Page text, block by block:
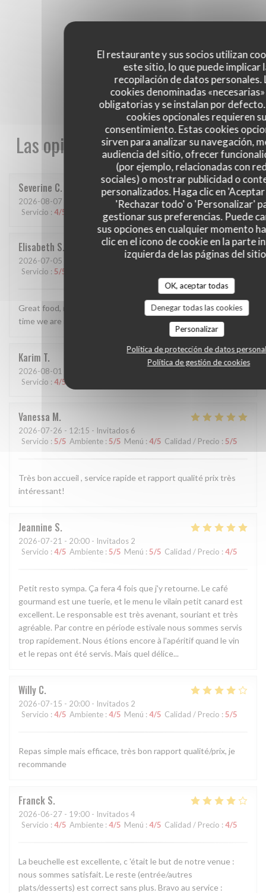
El restaurante y sus socios utilizan
este sitio, lo que puede implicar
recopilación de datos personales.
cookies denominadas
obligatorias y se instalan por
cookies opcionales requieren
consentimiento. Estas cookies
sirven para analizar su navegación,
audiencia del sitio, ofrecer
(por ejemplo, relacionadas con
sociales) o mostrar publicidad o
personalizados. Haga clic en
'Rechazar todo' o 'Personalizar'
gestionar sus preferencias. Puede
sus opciones en cualquier momento
clic en el icono de cookie en la parte
izquierda de las páginas del
OK, aceptar todas
Denegar todas las cookies
Personalizar
Política de protección de datos
Política de gestión de cookies
Las opiniones de nuestros clientes
Severine C
2026-08-07 - 12:15 - Invitados 6
Servicio : 4/5 /5 Menú Calidad / Precio 3/5
Elisabeth S
2026-07-05 - 19:00 - Invitados 2
Servicio : 5/5
Great food, really lovely staff. Perfect for us - we visit every
time we are in Tours now.
Karim T
2026-08-01
Servicio : 4/5
Vanessa M
2026-07-26 - 12:15 - Invitados 6
Servicio : 5/5 Ambiente : 5/5 Menú : 4/5 Calidad / Precio : 5/5
Très bon accueil , service rapide et rapport qualité prix très
intéressant!
Jeannine S
2026-07-21 - 20:00 - Invitados 2
Servicio : 4/5 Ambiente : 5/5 Menú : 5/5 Calidad / Precio : 4/5
Petit resto sympa. Ça fera 4 fois que j'y retourne. Le café
gourmand est une tuerie, et le menu le vilain petit canard est
excellent. Le responsable est très avenant, souriant et très
agréable. Par contre en période estivale nous sommes servis
trop rapidement. Nous étions encore à l'apéritif quand le vin
et le repas ont été servis. Mais quel délice...
Willy C
2026-07-15 - 20:00 - Invitados 2
Servicio : 4/5 Ambiente : 4/5 Menú : 4/5 Calidad / Precio : 5/5
Repas simple mais efficace, très bon rapport qualité/prix, je
recommande
Franck S
2026-06-27 - 19:00 - Invitados 4
Servicio : 4/5 Ambiente : 4/5 Menú : 4/5 Calidad / Precio : 4/5
La beuchelle est excellente, c 'était le but de notre venue :
nous sommes satisfait. Le reste (entrée/autres
plats/desserts) est correct sans plus. Bravo au service :